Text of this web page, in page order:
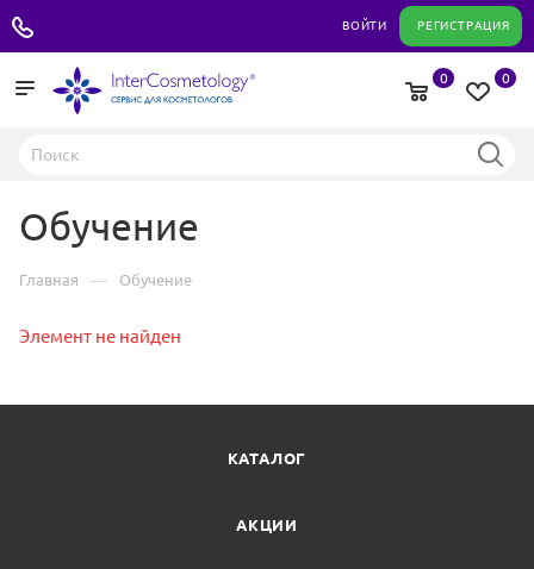
ВОЙТИ РЕГИСТРАЦИЯ
0
0
Обучение
Главная — Обучение
Элемент не найден
КАТАЛОГ
АКЦИИ